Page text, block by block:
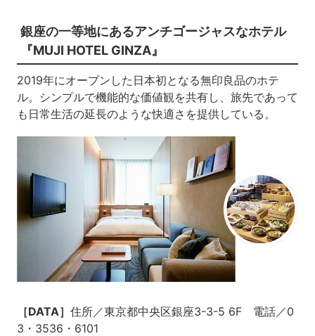
銀座の一等地にあるアンチゴージャスなホテル
『MUJI HOTEL GINZA』
2019年にオープンした日本初となる無印良品のホテ
ル。シンプルで機能的な価値観を共有し、旅先であって
も日常生活の延長のような快適さを提供している。
［DATA］ 住所／東京都中央区銀座3-3-5 6F 電話／0
3・3536・6101